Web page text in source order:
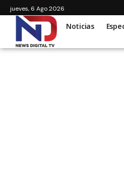
jueves, 6 Ago 2026
Noticias